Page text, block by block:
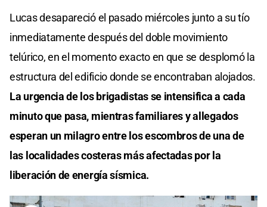
Lucas desapareció el pasado miércoles junto a su tío
inmediatamente después del doble movimiento
telúrico, en el momento exacto en que se desplomó la
estructura del edificio donde se encontraban alojados.
La urgencia de los brigadistas se intensifica a cada
minuto que pasa, mientras familiares y allegados
esperan un milagro entre los escombros de una de
las localidades costeras más afectadas por la
liberación de energía sísmica.